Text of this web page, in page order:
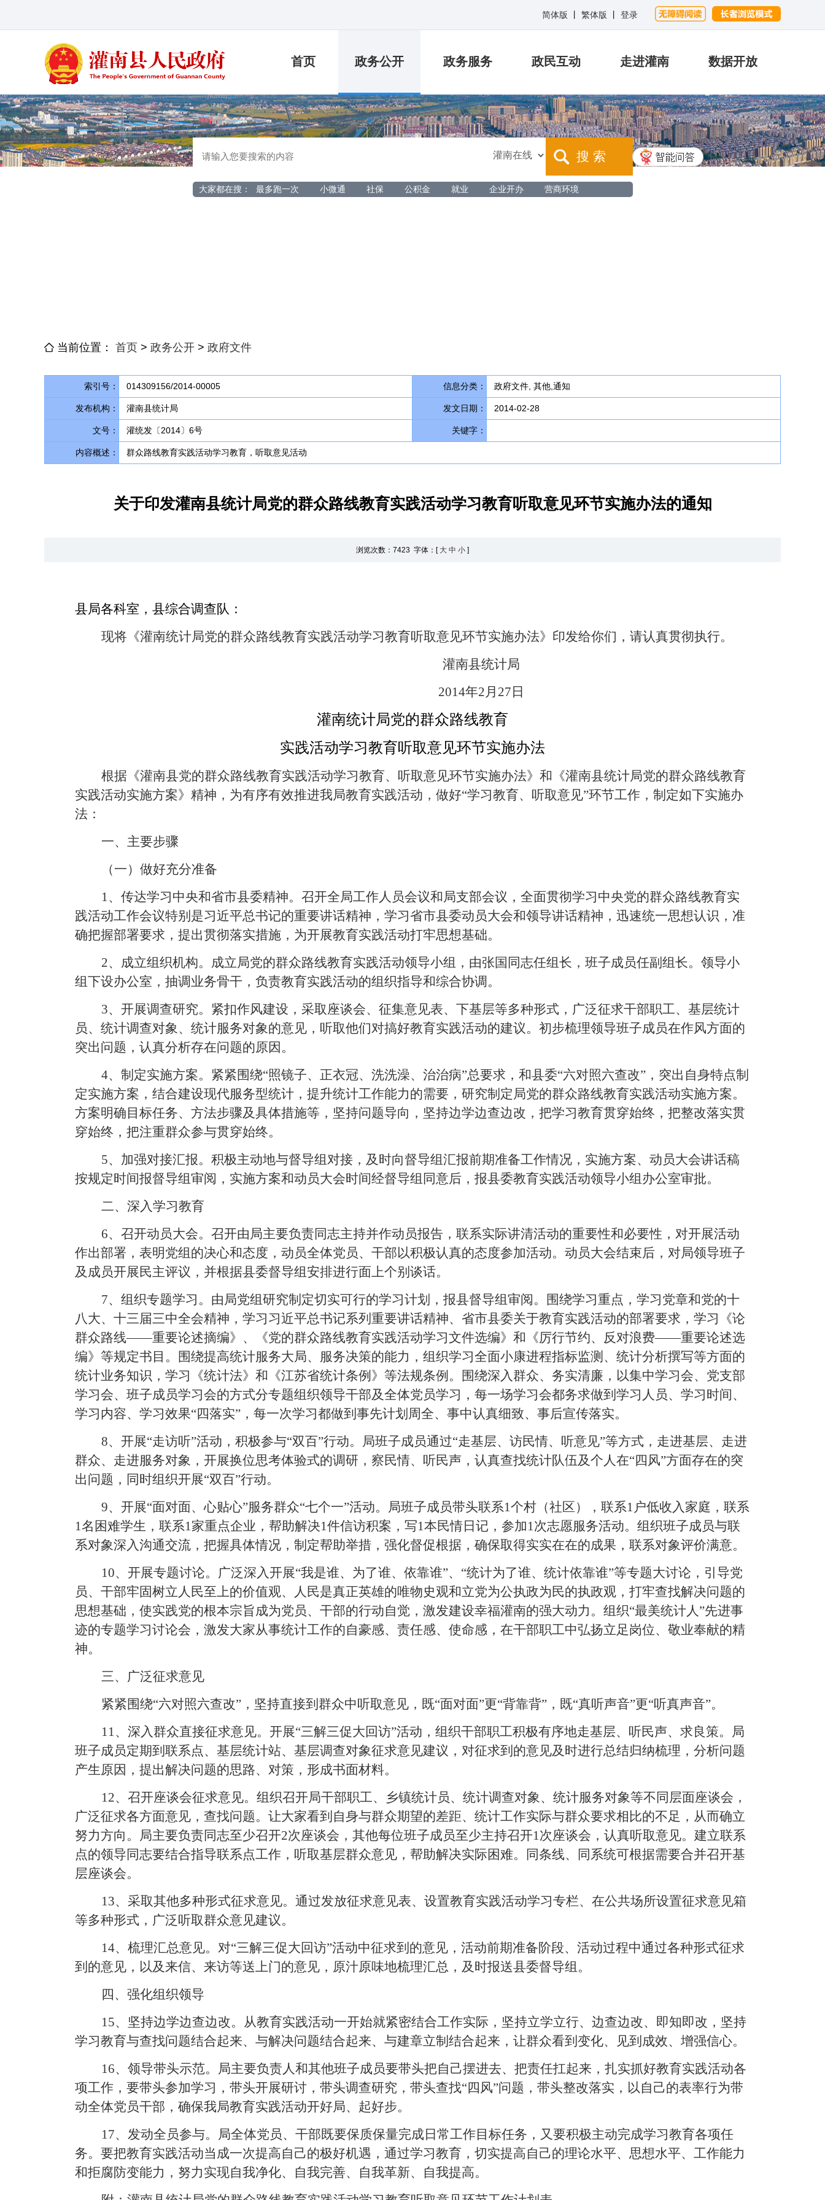
简体版 繁体版 登录
首页 政务公开 政务服务 政民互动 走进灌南 数据开放
搜 索
大家都在搜： 最多跑一次 小微通 社保 公积金 就业 企业开办 营商环境
当前位置： 首页 > 政务公开 > 政府文件
索引号： 014309156/2014-00005 信息分类： 政府文件, 其他,通知
发布机构： 灌南县统计局 发文日期： 2014-02-28
文号： 灌统发〔2014〕6号 关键字：
内容概述： 群众路线教育实践活动学习教育，听取意见活动
关于印发灌南县统计局党的群众路线教育实践活动学习教育听取意见环节实施办法的通知
浏览次数： 7423 字体：[ 大 中 小 ]
县局各科室，县综合调查队：
现将《灌南统计局党的群众路线教育实践活动学习教育听取意见环节实施办法》印发给你们，请认真贯彻执行。
灌南县统计局
2014年2月 27 日
灌南统计局党的群众路线教育
实践活动学习教育听取意见环节实施办法
根据《灌南县党的群众路线教育实践活动学习教育、听取意见环节实施办法》和《灌南县统计局党的群众路线教育
实践活动实施方案》精神，为有序有效推进我局教育实践活动，做好“学习教育、听取意见”环节工作，制定如下实施办
法：
一、主要步骤
（一）做好充分准备
1、传达学习中央和省市县委精神。 召开全局工作人员会议和局支部会议，全面贯彻学习中央党的群众路线教育实
践活动工作会议特别是习近平总书记的重要讲话精神，学习省市县委动员大会和领导讲话精神，迅速统一思想认识，准
确把握部署要求，提出贯彻落实措施，为开展教育实践活动打牢思想基础。
2、成立组织机构。 成立局党的群众路线教育实践活动领导小组，由张国同志任组长，班子成员任副组长。领导小
组下设办公室，抽调业务骨干， 负责教育实践活动的组织指导和综合协调。
3、开展调查研究。 紧扣作风建设，采取座谈会、征集意见表、下基层等多种形式，广泛征求干部职工、基层统计
员、统计调查对象、统计服务对象的意见，听取他们对搞好教育实践活动的建议。初步梳理领导班子成员在作风方面的
突出问题，认真分析存在问题的原因。
4、制 定实施方案。 紧紧围绕“照镜子、正衣冠、洗洗澡、治治病”总要求，和县委“六对照六查改”，突出自身特点制
定实施方案，结合建设现代服务型统计，提升统计工作能力的需要，研究制定局党的群众路线教育实践活动实施方案。
方案明确目标任务、方法步骤及具体措施等，坚持问题导向，坚持边学边查边改，把学习教育贯穿始终，把整改落实贯
穿始终，把注重群众参与贯穿始终。
5、加强对接汇报。 积极主动地与督导组对接，及时向督导组汇报前期准备工作情况，实施方案、动员大会讲话稿
按规定时间报督导组审阅，实施方案和动员大会时间经督导组同意后，报县委教育实践活动领导小组办公室审批。
二、深入学习教育
6、召开动员大会。 召开由局主要负责同志主持并作动员报告，联系实际讲清活动的重要性和必要性，对开展活动
作出部署，表明党组的决心和态度，动员全体党员、干部以积极认真的态度参加活动。动员大会结束后，对局领导班子
及成员开展民主评议，并根据县委督导组安排进行面上个别谈话。
7、组织专题学习。 由局党组研究制定切实可行的学习计划，报县督导组审阅。围绕学习重点，学习党章和党的十
八大、十三届三中全会精神，学习习近平总书记系列重要讲话精神、省市县委关于教育实践活动的部署要求，学习《论
群众路线——重要论述摘编》、《党的群众路线教育实践活动学习文件选编》和《厉行节约、反对浪费——重要论述选
编》等规定书目。围绕提高统计服务大局、服务决策的能力，组织学习全面小康进程指标监测、统计分析撰写等方面的
统计业务知识，学习《统计法》和《江苏省统计条例》等法规条例。围绕深入群众、务实清廉，以集中学习会、党支部
学习会、班子成员学习会的方式分专题组织领导干部及全体党员学习，每一场学习会都务求做到学习人员、学习时间、
学习内容、学习效果“四落实”，每一次学习都做到事先计划周全、事中认真细致、事后宣传落实。
8、开展“走访听”活动，积极参与“双百”行动。 局班子成员通过“走基层、访民情、听意见”等方式，走进基层、走进
群众、走进服务对象，开展换位思考体验式的调研，察民情、听民声，认真查找统计队伍及个人在“四风”方面存在的突
出问题，同时组织开展“双百”行动。
9、开展“面对面、心贴心”服务群众“七个一”活动。 局班子成员带头联系1个村（社区），联系1户低收入家庭，联系
1名困难学生，联系1家重点企业，帮助解决1件信访积案，写1本民情日记，参加1次志愿服务活动。组织班子成员与联
系对象深入沟通交流，把握具体情况，制定帮助举措，强化督促根据，确保取得实实在在的成果，联系对象评价满意。
10、开展专题讨论。 广泛深入开展“我是谁、为了谁、依靠谁”、 “统计为了谁、统计依靠谁”等专题大讨论，引导党
员、干部牢固树立人民至上的价值观、人民是真正英雄的唯物史观和立党为公执政为民的执政观，打牢查找解决问题的
思想基础，使实践党的根本宗旨成为党员、干部的行动自觉，激发建设幸福灌南的强大动力。组织“最美统计人”先进事
迹的专题学习讨论会，激发大家从事统计工作的自豪感、责任感、使命感，在干部职工中弘扬立足岗位、敬业奉献的精
神。
三、广泛征求意见
紧紧围绕“六对照六查改”，坚持直接到群众中听取意见，既“面对面”更“背靠背”，既“真听声音”更“听真声音”。
11、深入群众直接征求意见。 开展“三解三促大回访”活动，组织干部职工积极有序地走基层、听民声、求良策。局
班子成员定期到联系点、基层统计站、基层调查对象征求意见建议，对征求到的意见及时进行总结归纳梳理，分析问题
产生原因，提出解决问题的思路、对策，形成书面材料。
12、召开座谈会征求意见。 组织召开局干部职工、乡镇统计员、统计调查对象、统计服务对象等不同层面座谈会，
广泛征求各方面意见，查找问题。让大家看到自身与群众期望的差距、统计工作实际与群众要求相比的不足，从而确立
努力方向。局主要负责同志至少召开2次座谈会，其他每位班子成员至少主持召开1次座谈会，认真听取意见。建立联系
点的领导同志要结合指导联系点工作，听取基层群众意见，帮助解决实际困难。同条线、同系统可根据需要合并召开基
层座谈会。
13、采取其他多种形式征求意见。 通过发放征求意见表、设置教育实践活动学习专栏、在公共场所设置征求意见箱
等多种形式，广泛听取群众意见建议。
14、梳理汇总意见。 对“三解三促大回访”活动中征求到的意见，活动前期准备阶段、活动过程中通过各种形式征求
到的意见，以及来信、来访等送上门的意见，原汁原味地梳理汇总，及时报送县委督导组。
四、强化组织领导
15、坚持边学边查边改。 从教育实践活动一开始就紧密结合工作实际，坚持立学立行、边查边改、即知即改，坚持
学习教育与查找问题结合起来、与解决问题结合起来、与建章立制结合起来，让群众看到变化、见到成效、增强信心。
16、 领导带头示范。局主要负责人和其他班子成员要带头把自己摆进去、把责任扛起来，扎实抓好教育实践活动各
项工作，要带头参加学习，带头开展研讨，带头调查研究，带头查找“四风”问题，带头整改落实，以自己的表率行为带
动全体党员干部，确保我局教育实践活动开好局、起好步。
17、发动全员参与。 局全体党员、干部既要保质保量完成日常工作目标任务，又要积极主动完成学习教育各项任
务。要把教育实践活动当成一次提高自己的极好机遇，通过学习教育，切实提高自己的理论水平、思想水平、工作能力
和拒腐防变能力，努力实现自我净化、自我完善、自我革新、自我提高。